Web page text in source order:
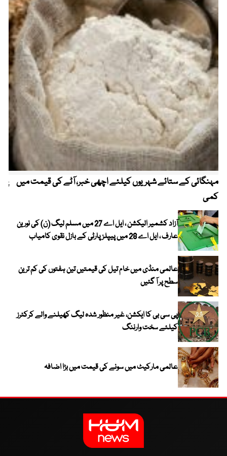
مہنگائی کے ستائے شہریوں کیلئے اچھی خبر، آٹے کی قیمت میں
کمی
آزاد کشمیر الیکشن ، ایل اے 27 میں مسلم لیگ (ن) کی نورین
عارف ، ایل اے 28 میں پیپلز پارٹی کے بازل نقوی کامیاب
عالمی منڈی میں خام تیل کی قیمتیں تین ہفتوں کی کم ترین
سطح پر آ گئیں
پی سی بی کا ایکشن، غیر منظور شدہ لیگ کھیلنے والے کرکٹرز
کیلئے سخت وارننگ
عالمی مارکیٹ میں سونے کی قیمت میں بڑا اضافہ